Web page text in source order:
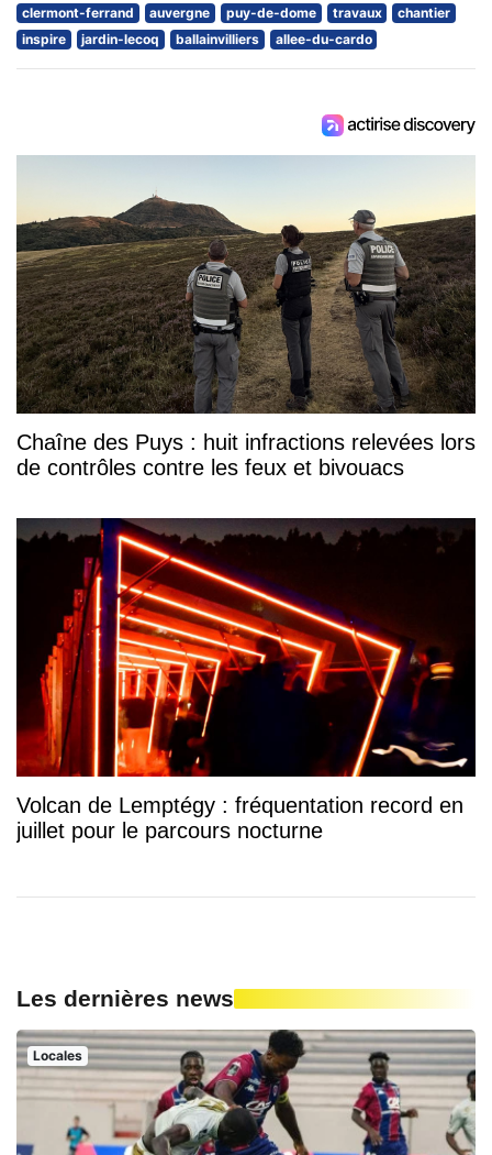
clermont-ferrand auvergne puy-de-dome travaux
chantier
inspire
jardin-lecoq ballainvilliers allee-du-cardo
Chaîne des Puys : huit infractions relevées lors
de contrôles contre les feux et bivouacs
Volcan de Lemptégy : fréquentation record en
juillet pour le parcours nocturne
Les dernières news
Locales